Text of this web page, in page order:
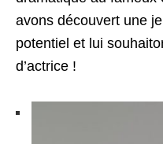
avons découvert une
potentiel et lui
d’actrice !